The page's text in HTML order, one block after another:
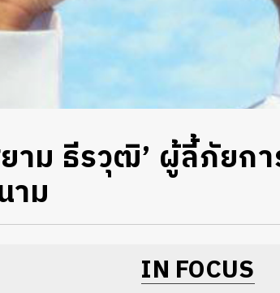
าม ธีรวุฒิ’ ผู้ลี้ภัยก
าม
IN FOCUS